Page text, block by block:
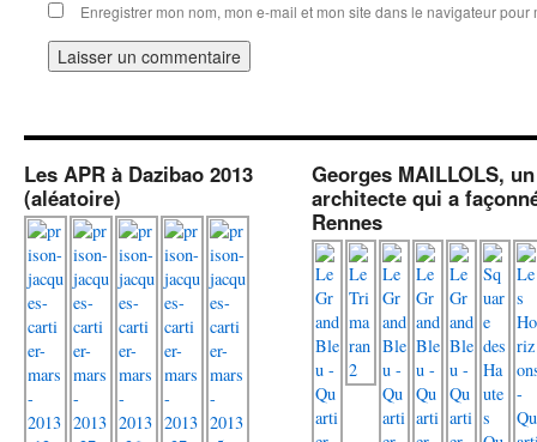
Enregistrer mon nom, mon e-mail et mon site dans le navigateur
Les APR à Dazibao 2013
(aléatoire)
Georges MAILLOLS, un
architecte qui a
Rennes